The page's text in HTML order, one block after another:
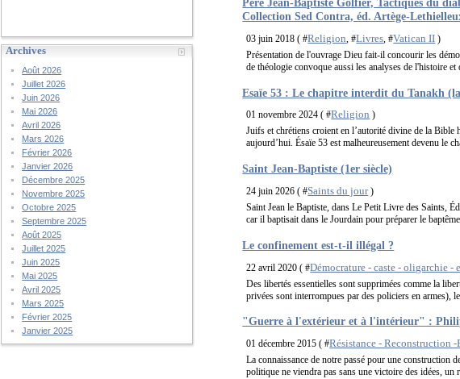
Archives
Août 2026
Juillet 2026
Juin 2026
Mai 2026
Avril 2026
Mars 2026
Février 2026
Janvier 2026
Décembre 2025
Novembre 2025
Octobre 2025
Septembre 2025
Août 2025
Juillet 2025
Juin 2025
Mai 2025
Avril 2025
Mars 2025
Février 2025
Janvier 2025
Collection Sed Contra, éd. Artège-
03 juin 2018 ( #Religion, #Livres, #Vatican II )
Présentation de l'ouvrage Dieu fait-il concourir les
de théologie convoque aussi les analyses de l'histoire et
Esaïe 53 : Le chapitre interdit du Tanakh
01 novembre 2024 ( #Religion )
Juifs et chrétiens croient en l’autorité divine de la
aujourd’hui. Ésaïe 53 est malheureusement devenu le
Saint Jean-Baptiste (1er siècle)
24 juin 2026 ( #Saints du jour)
Saint Jean le Baptiste, dans Le Petit Livre des Saints,
car il baptisait dans le Jourdain pour préparer le
Le confinement est-t-il illégal ?
22 avril 2020 ( #Démocrature - caste - oligarchie -
Des libertés essentielles sont supprimées comme la
privées sont interrompues par des policiers en armes),
"Guerre à l'extérieur et à l'intérieur" :
01 décembre 2015 ( #Résistance - Reconstruction
La connaissance de notre passé pour une construction
politique ne viendra pas sans une victoire des idées, un